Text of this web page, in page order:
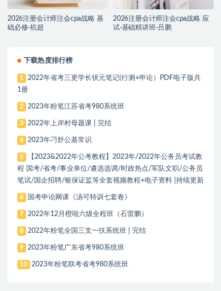
2026注册会计师注会cpa战略 基
础必修-杭超
2026注册会计师注会cpa战略 应
试·基础精讲班-吕鹏
下载热度排行榜
1
2022年省考三更学长状元笔记(行测+申论）PDF电子版共
1册
2 2023年粉笔江苏省考980系统班
3 2022年上岸村母题课 | 完结
4 2023年刁舒公基常识
5
【2023&2022年公考教程】2023年/2022年公务员考试教
程 国考/省考/事业单位/遴选选调/时政热点/军队文职/公务员
笔试/国企招聘/银保证监等全套视频教程+电子资料 |持续更新
6 国考申论网课《汤可特训七套卷》
7 2022年12月橙啦六级全程班（石雷鹏）
8 2022年粉笔全国三支一扶系统班 | 完结
9 2023年粉笔广东省考980系统班
10 2023年粉笔联考省考980系统班